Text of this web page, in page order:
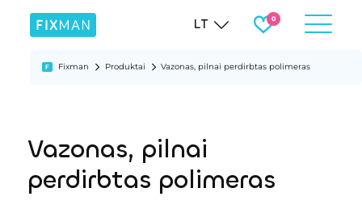
LT
Fixman Produktai Vazonas, pilnai perdirbtas polimeras
Vazonas, pilnai
perdirbtas polimeras